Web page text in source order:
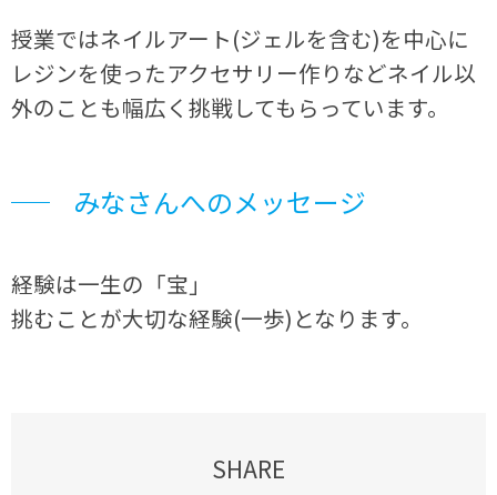
授業ではネイルアート(ジェルを含む)を中心に
レジンを使ったアクセサリー作りなどネイル以
外のことも幅広く挑戦してもらっています。
みなさんへのメッセージ
経験は一生の「宝」
挑むことが大切な経験(一歩)となります。
SHARE